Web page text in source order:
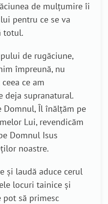
de mulțumire îi
pentru ce se va
totul.
de rugăciune,
împreună, nu
ce am
deja supranatural.
Domnul, Îl înălțăm pe
Lui, revendicăm
Domnul Isus
noastre.
și laudă aduce cerul
locuri tainice și
pot să primesc